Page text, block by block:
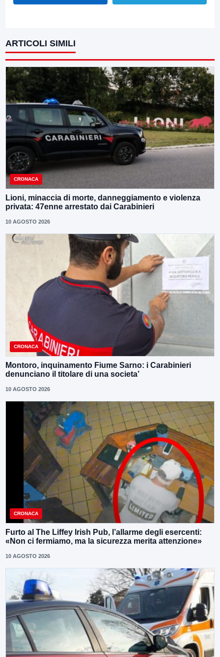
ARTICOLI SIMILI
CRONACA
Lioni, minaccia di morte, danneggiamento e violenza
privata: 47enne arrestato dai Carabinieri
10 AGOSTO 2026
CRONACA
Montoro, inquinamento Fiume Sarno: i Carabinieri
denunciano il titolare di una societa’
10 AGOSTO 2026
CRONACA
Furto al The Liffey Irish Pub, l’allarme degli esercenti:
«Non ci fermiamo, ma la sicurezza merita attenzione»
10 AGOSTO 2026